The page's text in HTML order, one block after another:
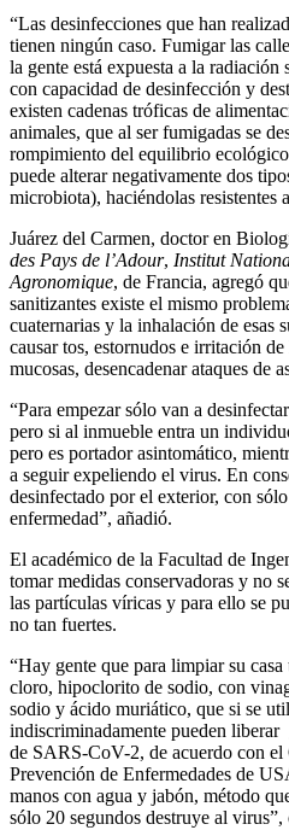
“Las desinfecciones que han
tienen ningún caso. Fumigar las
la gente está expuesta a la
con capacidad de desinfección y
existen cadenas tróficas de
animales, que al ser fumigadas se
rompimiento del equilibrio
puede alterar negativamente dos
microbiota), haciéndolas resistentes
Juárez del Carmen, doctor en
des Pays de l’Adour, Institut
Agronomique, de Francia, agregó
sanitizantes existe el mismo
cuaternarias y la inhalación de esas
causar tos, estornudos e irritación
mucosas, desencadenar ataques de
“Para empezar sólo van a
pero si al inmueble entra un
pero es portador asintomático,
a seguir expeliendo el virus. En
desinfectado por el exterior, con
enfermedad”, añadió.
El académico de la Facultad de
tomar medidas conservadoras y no
las partículas víricas y para ello se
no tan fuertes.
“Hay gente que para limpiar su
cloro, hipoclorito de sodio, con
sodio y ácido muriático, que si se
indiscriminadamente pueden liberar
de SARS-CoV-2, de acuerdo con
Prevención de Enfermedades de
manos con agua y jabón, método
sólo 20 segundos destruye al